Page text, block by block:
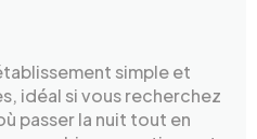
simple et
idéal si vous recherchez
passer la nuit tout en